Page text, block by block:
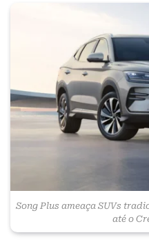
Song Plus ameaça SUVs
até o